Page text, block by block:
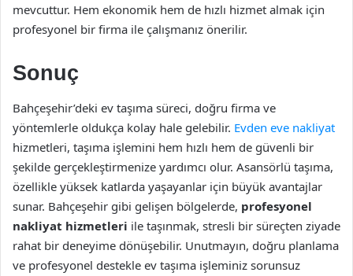
mevcuttur. Hem ekonomik hem de hızlı hizmet almak için
profesyonel bir firma ile çalışmanız önerilir.
Sonuç
Bahçeşehir’deki ev taşıma süreci, doğru firma ve
yöntemlerle oldukça kolay hale gelebilir. Evden eve nakliyat
hizmetleri, taşıma işlemini hem hızlı hem de güvenli bir
şekilde gerçekleştirmenize yardımcı olur. Asansörlü taşıma,
özellikle yüksek katlarda yaşayanlar için büyük avantajlar
sunar. Bahçeşehir gibi gelişen bölgelerde, profesyonel
nakliyat hizmetleri ile taşınmak, stresli bir süreçten ziyade
rahat bir deneyime dönüşebilir. Unutmayın, doğru planlama
ve profesyonel destekle ev taşıma işleminiz sorunsuz